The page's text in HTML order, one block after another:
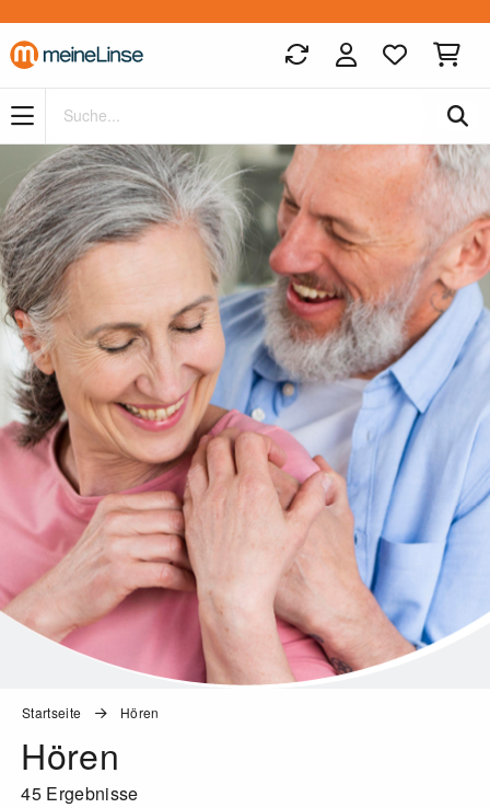
Zum Hauptinhalt springen
Startseite Hören
Hören
45 Ergebnisse